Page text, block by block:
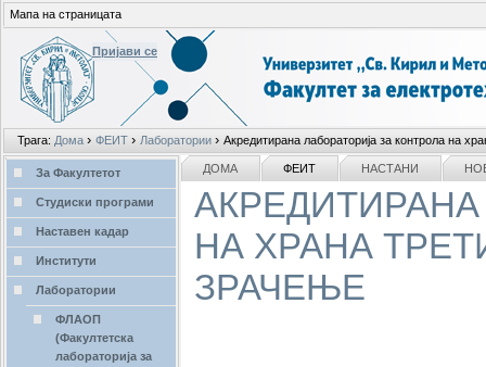
Лични
алати
Пријави се
Трага: Дома › ФЕИТ › Лаборатории › Акредитирана лабораторија за контрола на
Мапа на страницата
делови
ДОМА ФЕИТ НАСТАНИ
НА ХРАНА
ЗРАЧЕЊЕ
NAVIGATION
За Факултетот
Студиски програми
Наставен кадар
Институти
Лаборатории
ФЛАОП
(Факултетска
лабораторија за